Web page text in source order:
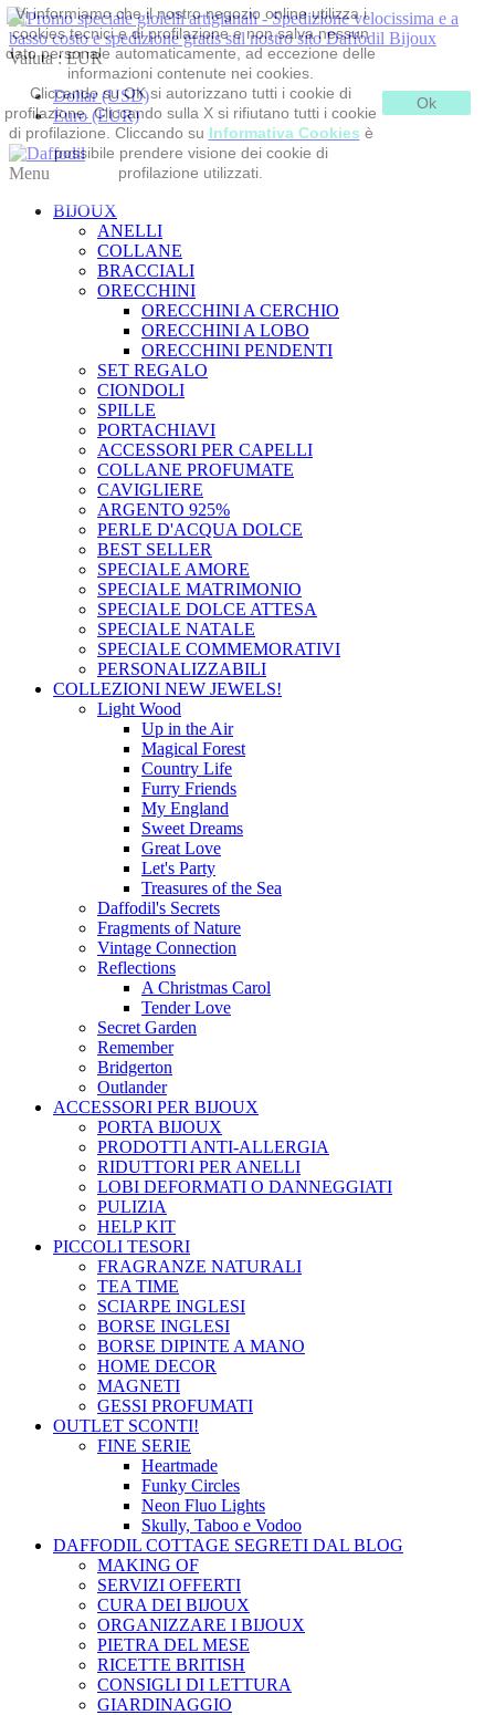
Valuta : EUR
Dollar (USD)
Euro (EUR)
Menu
BIJOUX
ANELLI
COLLANE
BRACCIALI
ORECCHINI
ORECCHINI A CERCHIO
ORECCHINI A LOBO
ORECCHINI PENDENTI
SET REGALO
CIONDOLI
SPILLE
PORTACHIAVI
ACCESSORI PER CAPELLI
COLLANE PROFUMATE
CAVIGLIERE
ARGENTO 925%
PERLE D'ACQUA DOLCE
BEST SELLER
SPECIALE AMORE
SPECIALE MATRIMONIO
SPECIALE DOLCE ATTESA
SPECIALE NATALE
SPECIALE COMMEMORATIVI
PERSONALIZZABILI
COLLEZIONI NEW JEWELS!
Light Wood
Up in the Air
Magical Forest
Country Life
Furry Friends
My England
Sweet Dreams
Great Love
Let's Party
Treasures of the Sea
Daffodil's Secrets
Fragments of Nature
Vintage Connection
Reflections
A Christmas Carol
Tender Love
Secret Garden
Remember
Bridgerton
Outlander
ACCESSORI PER BIJOUX
PORTA BIJOUX
PRODOTTI ANTI-ALLERGIA
RIDUTTORI PER ANELLI
LOBI DEFORMATI O DANNEGGIATI
PULIZIA
HELP KIT
PICCOLI TESORI
FRAGRANZE NATURALI
TEA TIME
SCIARPE INGLESI
BORSE INGLESI
BORSE DIPINTE A MANO
HOME DECOR
MAGNETI
GESSI PROFUMATI
OUTLET SCONTI!
FINE SERIE
Heartmade
Funky Circles
Neon Fluo Lights
Skully, Taboo e Vodoo
DAFFODIL COTTAGE SEGRETI DAL BLOG
MAKING OF
SERVIZI OFFERTI
CURA DEI BIJOUX
ORGANIZZARE I BIJOUX
PIETRA DEL MESE
RICETTE BRITISH
CONSIGLI DI LETTURA
GIARDINAGGIO
Vi informiamo che il nostro negozio online utilizza i
cookies tecnici e di profilazione e non salva nessun
dato personale automaticamente, ad eccezione delle
informazioni contenute nei cookies.
Cliccando su OK si autorizzano tutti i cookie di
profilazione. Cliccando sulla X si rifiutano tutti i cookie
di profilazione. Cliccando su Informativa Cookies è
possibile prendere visione dei cookie di
profilazione utilizzati.
Ok